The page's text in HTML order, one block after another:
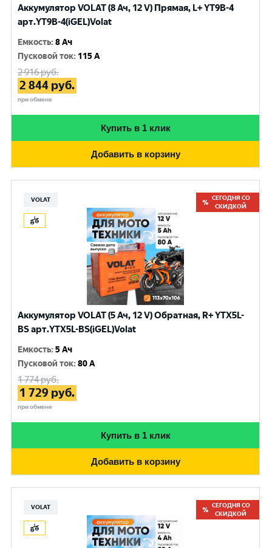
Аккумулятор VOLAT (8 Ач, 12 V) Прямая, L+ YT9B-4
арт.YT9B-4(iGEL)Volat
Емкость:8 Ач
Пусковой ток: 115 A
2 916руб.
2 844 руб.
при обмене
Купить в 1 клик
Добавить в корзину
VOLAT
СЕГОДНЯ СО
СКИДКОЙ
Аккумулятор VOLAT (5 Ач, 12 V) Обратная, R+ YTX5L-
BS арт.YTX5L-BS(iGEL)Volat
Емкость:5 Ач
Пусковой ток:80 A
1 774руб.
1 729 руб.
при обмене
Купить в 1 клик
Добавить в корзину
VOLAT
СЕГОДНЯ СО
СКИДКОЙ